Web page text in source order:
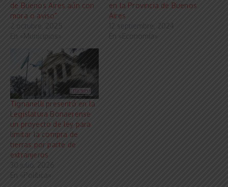
de Buenos Aires aún con
mora o aviso”
2 octubre, 2025
En «Municipios»
en la Provincia de Buenos
Aires
12 septiembre, 2024
En «Economía»
Tignanelli presentó en la
Legislatura Bonaerense
un proyecto de ley para
limitar la compra de
tierras por parte de
extranjeros
30 julio, 2026
En «Política»